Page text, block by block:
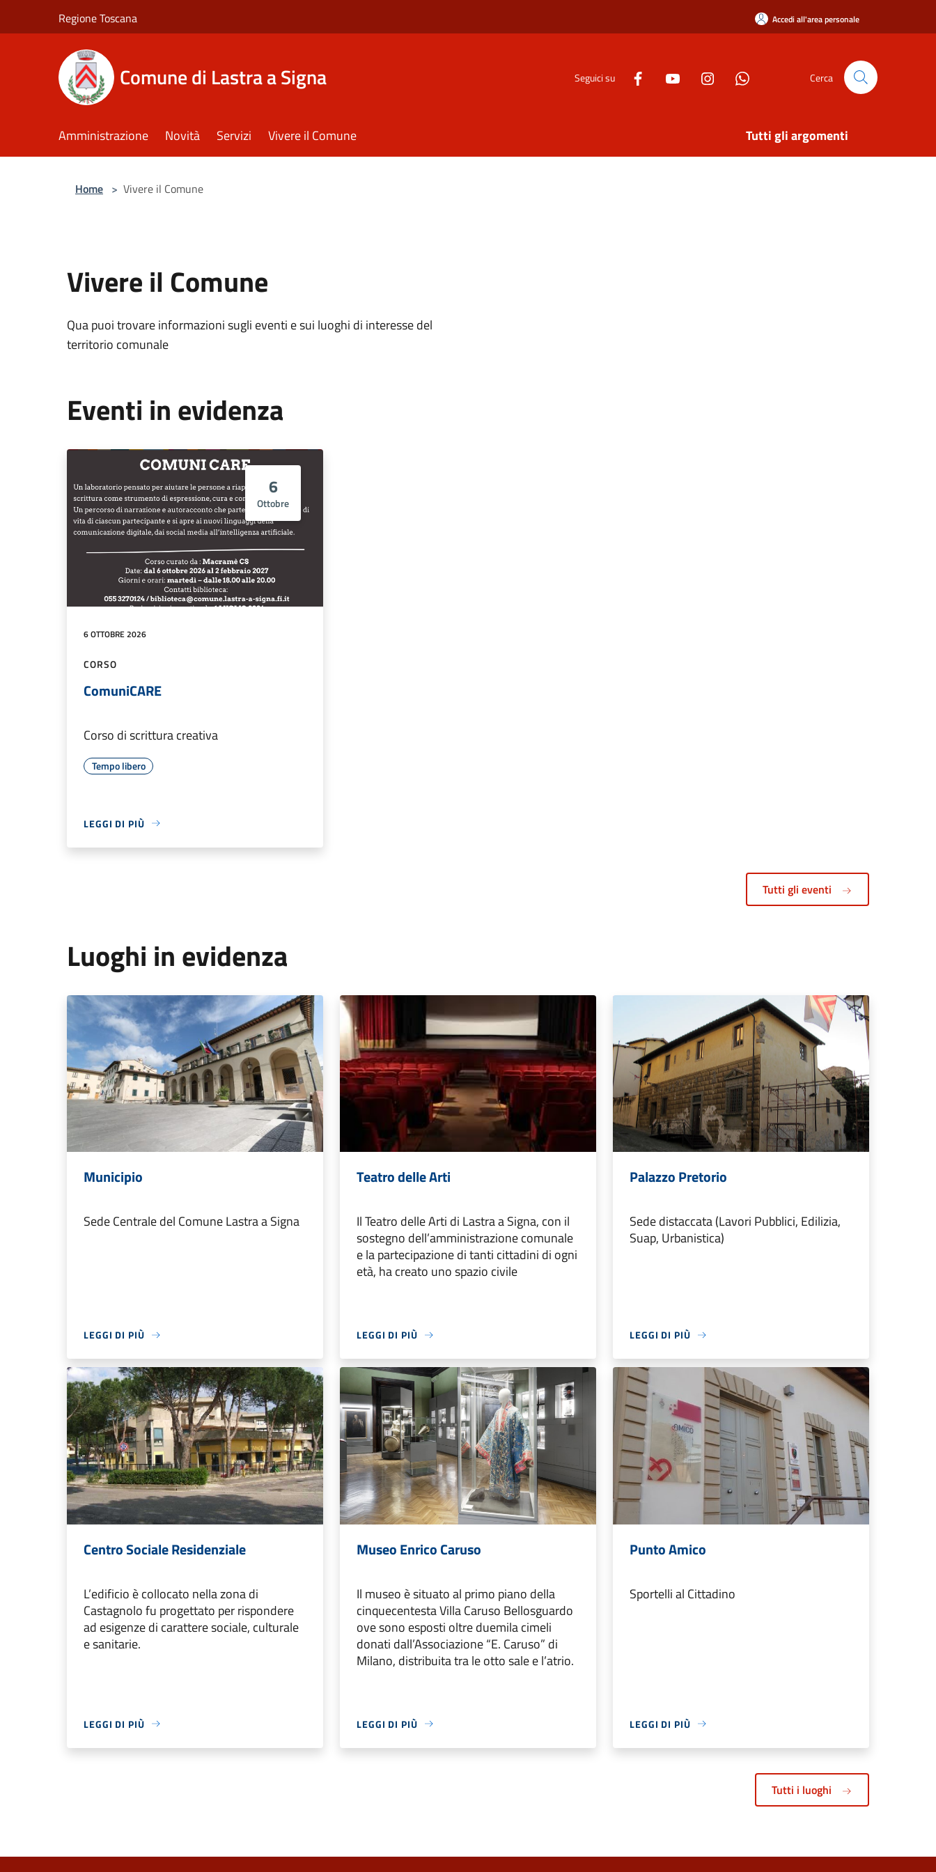
Regione Toscana Accedi all'area personale
Comune di Lastra a Signa Seguici su Cerca
Amministrazione Novità Servizi Vivere il Comune Tutti gli argomenti
Home > Vivere il Comune
Vivere il Comune
Qua puoi trovare informazioni sugli eventi e sui luoghi di interesse del
territorio comunale
Eventi in evidenza
6
Ottobre
6 OTTOBRE 2026
CORSO
ComuniCARE
Corso di scrittura creativa
Tempo libero
LEGGI DI PIÙ
Tutti gli eventi
Luoghi in evidenza
Municipio
Sede Centrale del Comune Lastra a Signa
LEGGI DI PIÙ
Teatro delle Arti
Il Teatro delle Arti di Lastra a Signa, con il
sostegno dell’amministrazione comunale
e la partecipazione di tanti cittadini di ogni
età, ha creato uno spazio civile
LEGGI DI PIÙ
Palazzo Pretorio
Sede distaccata (Lavori Pubblici, Edilizia,
Suap, Urbanistica)
LEGGI DI PIÙ
Centro Sociale Residenziale
L’edificio è collocato nella zona di
Castagnolo fu progettato per rispondere
ad esigenze di carattere sociale, culturale
e sanitarie.
LEGGI DI PIÙ
Museo Enrico Caruso
Il museo è situato al primo piano della
cinquecentesta Villa Caruso Bellosguardo
ove sono esposti oltre duemila cimeli
donati dall’Associazione “E. Caruso” di
Milano, distribuita tra le otto sale e l’atrio.
LEGGI DI PIÙ
Punto Amico
Sportelli al Cittadino
LEGGI DI PIÙ
Tutti i luoghi